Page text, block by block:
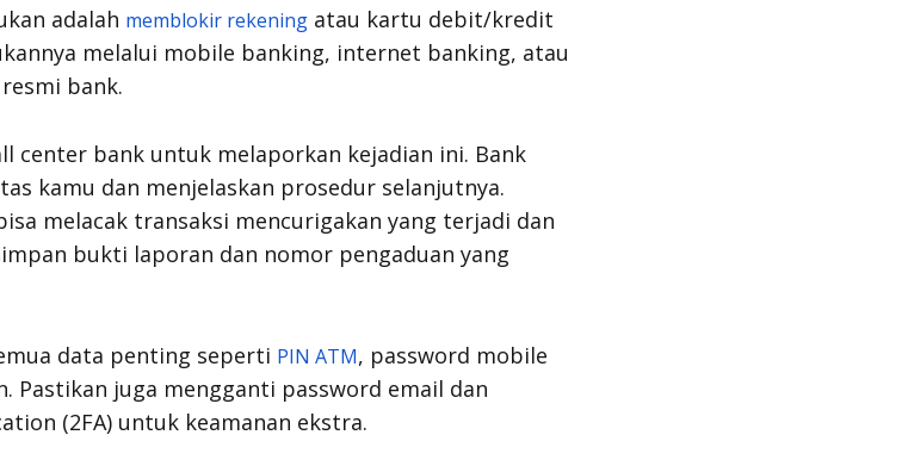
adalah memblokir rekening atau kartu debit/kredit
melalui mobile banking, internet banking, atau
resmi bank.
center bank untuk melaporkan kejadian ini. Bank
kamu dan menjelaskan prosedur selanjutnya.
melacak transaksi mencurigakan yang terjadi dan
bukti laporan dan nomor pengaduan yang
data penting seperti PIN ATM, password mobile
Pastikan juga mengganti password email dan
(2FA) untuk keamanan ekstra.